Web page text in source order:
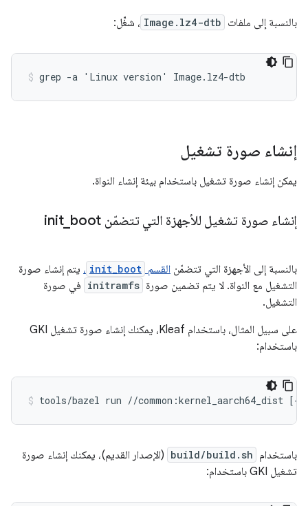
بالنسبة إلى ملفات Image.lz4-dtb ، شغِّل:
إنشاء صورة تشغيل
يمكن إنشاء صورة تشغيل باستخدام بيئة إنشاء النواة.
إنشاء صورة تشغيل للأجهزة التي تتضمّن init _ boot
بالنسبة إلى الأجهزة التي تتضمّن القسم init_boot ، يتم إنشاء صورة
التشغيل مع النواة. لا يتم تضمين صورة initramfs في صورة
التشغيل.
على سبيل المثال، باستخدام Kleaf، يمكنك إنشاء صورة تشغيل GKI
باستخدام:
tools/bazel run //common:kernel_aarch64_dist
باستخدام build/build.sh (الإصدار القديم)، يمكنك إنشاء صورة
تشغيل GKI باستخدام: